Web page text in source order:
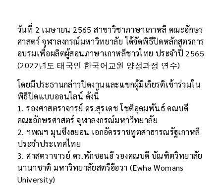
วันที่ 2 เมษายน 2565 สาขาวิชาภาษาเกาหลี คณะอักษร
ศาสตร์ จุฬาลงกรณ์มหาวิทยาลัย ได้จัดพิธีปิดหลักสูตรการ
อบรมเพื่อผลิตผู้สอนภาษาเกาหลีชาวไทย ประจำปี 2565
(2022년도 태국인 한국어교원 양성과정 연수)
โดยมีประธานกล่าวปิดงานและแขกผู้มีเกียรติเข้าร่วมใน
พิธีปิดแบบออนไลน์ ดังนี้
1. รองศาสตราจารย์ ดร.สุรเดช โชติอุดมพันธ์ คณบดี
คณะอักษรศาสตร์ จุฬาลงกรณ์มหาวิทยาลัย
2. ฯพณฯ มุนซึงฮยอน เอกอัครราชทูตสาธารณรัฐเกาหลี
ประจำประเทศไทย
3. ศาสตราจารย์ ดร.พักซอนฮี รองคณบดี บัณฑิตวิทยาลัย
นานาชาติ มหาวิทยาลัยสตรีอีฮวา (Ewha Womans
University)